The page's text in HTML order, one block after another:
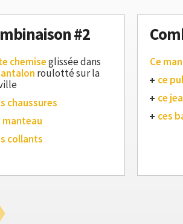
#2
chemiseglissée dans
roulotté sur la
chaussures
manteau
collants
Ce
ce
ce
ces